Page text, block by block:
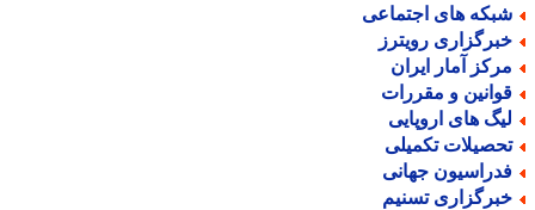
های اجتماعی
رویترز
آمار ایران
و مقررات
های اروپایی
تکمیلی
جهانی
تسنیم